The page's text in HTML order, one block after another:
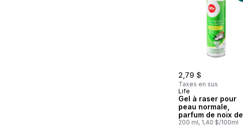
2,79 $
Taxes en sus
Life
Gel à raser pour
peau normale,
parfum de noix de
coco
200 ml, 1,40 $/100ml